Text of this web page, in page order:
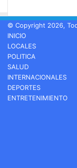
© Copyright 2026,
INICIO
LOCALES
POLITICA
SALUD
INTERNACIONALES
DEPORTES
ENTRETENIMIENTO